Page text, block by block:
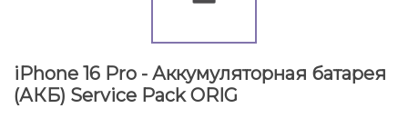
iPhone 16 Pro - Аккумуляторная батарея
(АКБ) Service Pack ORIG